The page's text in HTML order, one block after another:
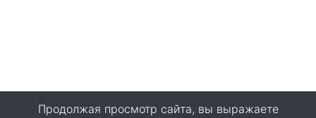
Продолжая просмотр сайта, вы выражаете